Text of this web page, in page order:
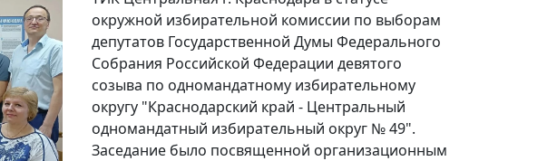
окружной избирательной комиссии по выборам
депутатов Государственной Думы Федерального
Собрания Российской Федерации девятого
созыва по одномандатному избирательному
округу "Краснодарский край - Центральный
одномандатный избирательный округ № 49".
Заседание было посвященной организационным